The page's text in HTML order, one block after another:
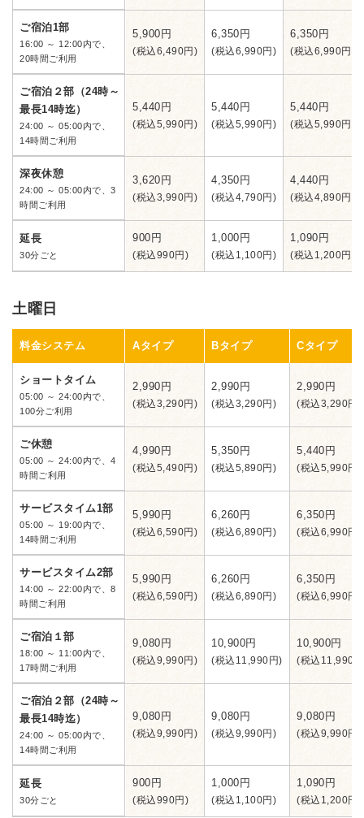
ご宿泊1部
16:00 ～ 12:00内で、
20時間ご利用
5,900円
(税込6,490円)
6,350円
(税込6,990円)
6,350円
(税込6,990円)
ご宿泊２部（24時～
最長14時迄）
24:00 ～ 05:00内で、
14時間ご利用
5,440円
(税込5,990円)
5,440円
(税込5,990円)
5,440円
(税込5,990円)
深夜休憩
24:00 ～ 05:00内で、3
時間ご利用
3,620円
(税込3,990円)
4,350円
(税込4,790円)
4,440円
(税込4,890円)
延長
30分ごと
900円
(税込990円)
1,000円
(税込1,100円)
1,090円
(税込1,200円)
土曜日
料金システム Aタイプ Bタイプ Cタイプ
ショートタイム
05:00 ～ 24:00内で、
100分ご利用
2,990円
(税込3,290円)
2,990円
(税込3,290円)
2,990円
(税込3,290円)
ご休憩
05:00 ～ 24:00内で、4
時間ご利用
4,990円
(税込5,490円)
5,350円
(税込5,890円)
5,440円
(税込5,990円)
サービスタイム1部
05:00 ～ 19:00内で、
14時間ご利用
5,990円
(税込6,590円)
6,260円
(税込6,890円)
6,350円
(税込6,990円)
サービスタイム2部
14:00 ～ 22:00内で、8
時間ご利用
5,990円
(税込6,590円)
6,260円
(税込6,890円)
6,350円
(税込6,990円)
ご宿泊１部
18:00 ～ 11:00内で、
17時間ご利用
9,080円
(税込9,990円)
10,900円
(税込11,990円)
10,900円
(税込11,990
ご宿泊２部（24時～
最長14時迄）
24:00 ～ 05:00内で、
14時間ご利用
9,080円
(税込9,990円)
9,080円
(税込9,990円)
9,080円
(税込9,990円)
延長
30分ごと
900円
(税込990円)
1,000円
(税込1,100円)
1,090円
(税込1,200円)